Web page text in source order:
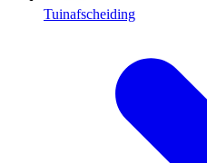
Tuinafscheiding